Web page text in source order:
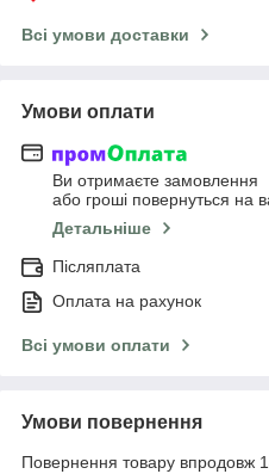
Всі умови доставки
Умови оплати
Ви отримаєте замовлення
або гроші повернуться на
Детальніше
Післяплата
Оплата на рахунок
Всі умови оплати
Умови повернення
Повернення товару впродовж